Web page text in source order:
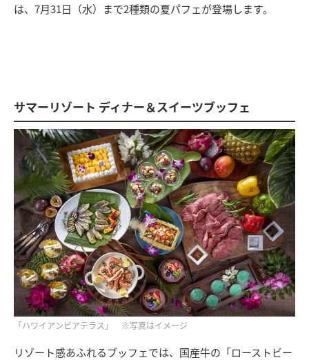
は、7月31日（水）まで2種類の夏パフェが登場します。
サマーリゾート ディナー＆スイーツブッフェ
「ハワイアンビアテラス」 ※写真はイメージ
リゾート感あふれるブッフェでは、国産牛の「ローストビー